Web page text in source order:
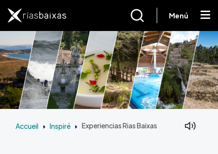
Menú
Accueil Inspiré Experiencias Rias Baixas